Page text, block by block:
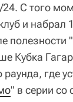
С того
и набрал
полезности
Кубка
где
" в серии со